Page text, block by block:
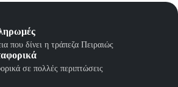
που δίνει η τράπεζα Πειραιώς
σε πολλές περιπτώσεις